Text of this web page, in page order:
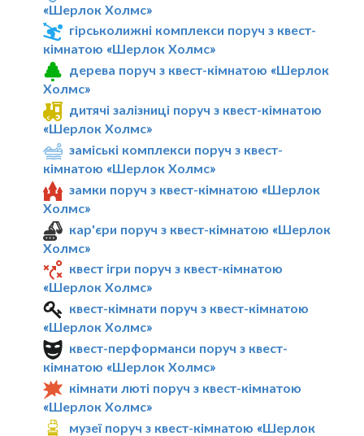
«Шерлок Холмс»
гірськолижні комплекси поруч з квест-
кімнатою «Шерлок Холмс»
дерева поруч з квест-кімнатою «Шерлок
Холмс»
дитячі залізниці поруч з квест-кімнатою
«Шерлок Холмс»
заміські комплекси поруч з квест-
кімнатою «Шерлок Холмс»
замки поруч з квест-кімнатою «Шерлок
Холмс»
кар'єри поруч з квест-кімнатою «Шерлок
Холмс»
квест ігри поруч з квест-кімнатою
«Шерлок Холмс»
квест-кімнати поруч з квест-кімнатою
«Шерлок Холмс»
квест-перформанси поруч з квест-
кімнатою «Шерлок Холмс»
кімнати люті поруч з квест-кімнатою
«Шерлок Холмс»
музеї поруч з квест-кімнатою «Шерлок